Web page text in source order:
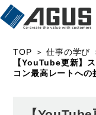
TOP ＞仕事の学び
【YouTube更新】
コン最高レートへの